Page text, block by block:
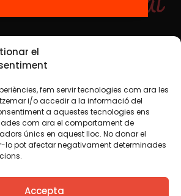
el
fem servir tecnologies com ara les
i/o accedir a la informació del
a aquestes tecnologies ens
com ara el comportament de
únics en aquest lloc. No donar el
lo pot afectar negativament determinades
Accepta
FB IN
de cookies
debe compartirse. Por eso
Creative Commons, salvo que en